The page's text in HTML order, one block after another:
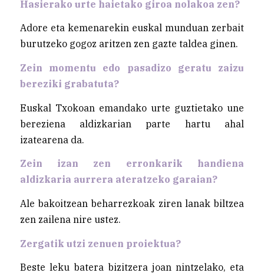
Hasierako urte haietako giroa nolakoa zen?
Adore eta kemenarekin euskal munduan zerbait
burutzeko gogoz aritzen zen gazte taldea ginen.
Zein momentu edo pasadizo geratu zaizu
bereziki grabatuta?
Euskal Txokoan emandako urte guztietako une
bereziena aldizkarian parte hartu ahal
izatearena da.
Zein izan zen erronkarik handiena
aldizkaria aurrera ateratzeko garaian?
Ale bakoitzean beharrezkoak ziren lanak biltzea
zen zailena nire ustez.
Zergatik utzi zenuen proiektua?
Beste leku batera bizitzera joan nintzelako, eta